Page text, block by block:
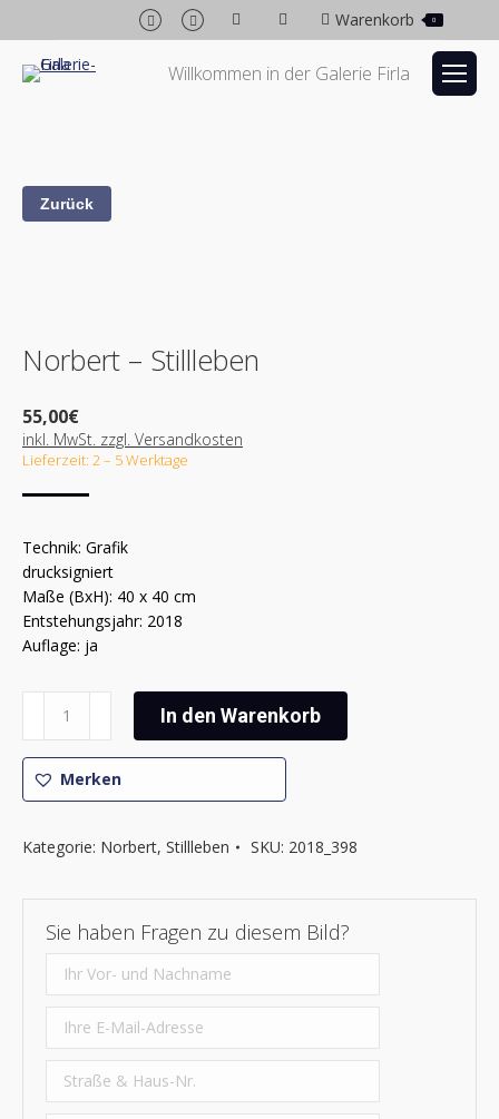
Facebook
page
opens
Instagram
page
opens
in
Warenkorb 0
Willkommen in der Galerie Firla
Norbert – Stillleben
55,00€
inkl. MwSt. zzgl. Versandkosten
Lieferzeit: 2 – 5 Werktage
Technik: Grafik
drucksigniert
Maße (BxH): 40 x 40 cm
Entstehungsjahr: 2018
Auflage: ja
Menge
In den Warenkorb
Merken
Kategorie: Norbert, Stillleben SKU: 2018_398
Sie haben Fragen zu diesem Bild?